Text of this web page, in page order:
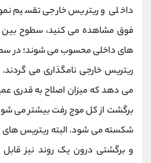
داخلی و ریتریس خارجی تقسیم
ریتریس خارجی نامگذاری می
می دهد که میزان اصلاح به قدری
برگشت از کل موج رفت بیشتر می
شکسته می شود. البته ریتریس های
و برگشتی درون یک روند نیز